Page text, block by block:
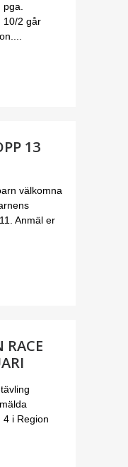
10/2 går
13
välkomna
Anmäl er
RACE
4 i Region